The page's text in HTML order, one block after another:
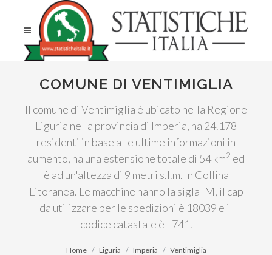
COMUNE DI VENTIMIGLIA
Il comune di Ventimiglia è ubicato nella Regione
Liguria nella provincia di Imperia, ha 24.178
residenti in base alle ultime informazioni in
aumento, ha una estensione totale di 54 km2 ed
è ad un'altezza di 9 metri s.l.m. In Collina
Litoranea. Le macchine hanno la sigla IM, il cap
da utilizzare per le spedizioni è 18039 e il
codice catastale è L741.
Home Liguria Imperia Ventimiglia